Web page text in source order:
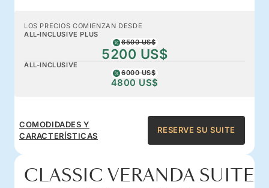
LOS PRECIOS COMIENZAN DESDE
ALL-INCLUSIVE PLUS
6500 US$
5200 US$
ALL-INCLUSIVE
6000 US$
4800 US$
COMODIDADES Y
CARACTERÍSTICAS
RESERVE SU SUITE
CLASSIC VERANDA SUITE